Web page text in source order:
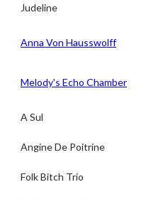
Judeline
Anna Von Hausswolff
Melody's Echo Chamber
A Sul
Angine De Poitrine
Folk Bitch Trio